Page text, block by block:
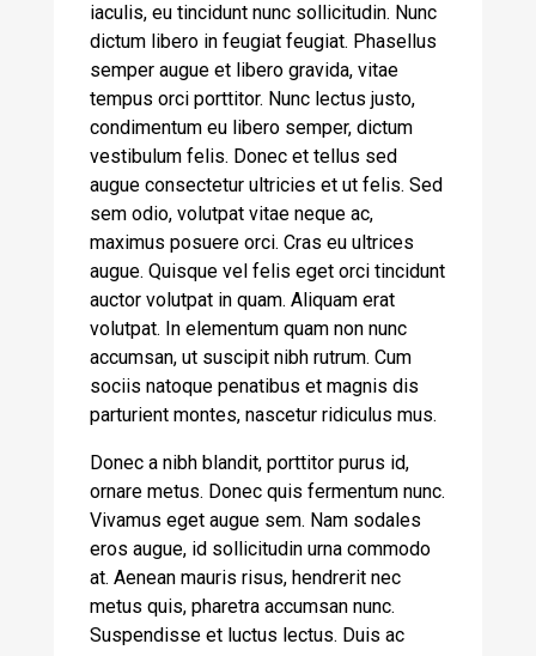
iaculis, eu tincidunt nunc sollicitudin. Nunc
dictum libero in feugiat feugiat. Phasellus
semper augue et libero gravida, vitae
tempus orci porttitor. Nunc lectus justo,
condimentum eu libero semper, dictum
vestibulum felis. Donec et tellus sed
augue consectetur ultricies et ut felis. Sed
sem odio, volutpat vitae neque ac,
maximus posuere orci. Cras eu ultrices
augue. Quisque vel felis eget orci tincidunt
auctor volutpat in quam. Aliquam erat
volutpat. In elementum quam non nunc
accumsan, ut suscipit nibh rutrum. Cum
sociis natoque penatibus et magnis dis
parturient montes, nascetur ridiculus mus.
Donec a nibh blandit, porttitor purus id,
ornare metus. Donec quis fermentum nunc.
Vivamus eget augue sem. Nam sodales
eros augue, id sollicitudin urna commodo
at. Aenean mauris risus, hendrerit nec
metus quis, pharetra accumsan nunc.
Suspendisse et luctus lectus. Duis ac